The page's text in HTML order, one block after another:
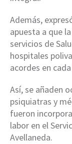
Además,
apuesta a que
servicios de
hospitales
acordes en
Así, se añaden
psiquiatras y
fueron
labor en el
Avellaneda.